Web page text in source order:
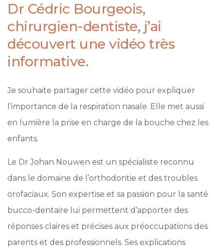
Dr Cédric Bourgeois,
chirurgien-dentiste, j’ai
découvert une vidéo très
informative.
Je souhaite partager cette vidéo pour expliquer
l’importance de la respiration nasale. Elle met aussi
en lumière la prise en charge de la bouche chez les
enfants.
Le Dr Johan Nouwen est un spécialiste reconnu
dans le domaine de l’orthodontie et des troubles
orofaciaux. Son expertise et sa passion pour la santé
bucco-dentaire lui permettent d’apporter des
réponses claires et précises aux préoccupations des
parents et des professionnels. Ses explications